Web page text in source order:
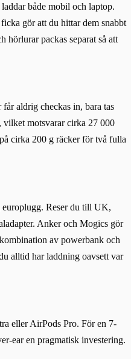
både mobil och laptop.
gör att du hittar dem snabbt
hörlurar packas separat så att
aldrig checkas in, bara tas
vilket motsvarar cirka 27 000
cirka 200 g räcker för två fulla
Reser du till UK,
Anker och Mogics gör
av powerbank och
alltid har laddning oavsett var
eller AirPods Pro. För en 7-
ear en pragmatisk investering.